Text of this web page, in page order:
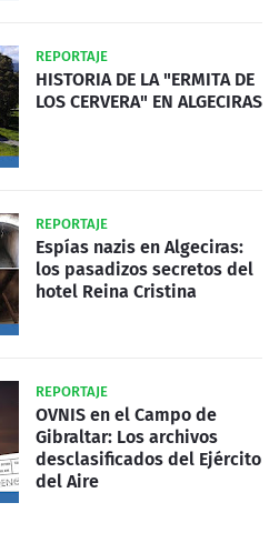
REPORTAJE
HISTORIA DE LA "ERMITA DE
LOS CERVERA" EN ALGECIRAS
REPORTAJE
Espías nazis en Algeciras:
los pasadizos secretos del
hotel Reina Cristina
REPORTAJE
OVNIS en el Campo de
Gibraltar: Los archivos
desclasificados del Ejército
del Aire